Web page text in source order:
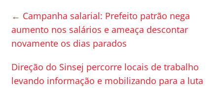
e
b
o
o
k
er p
ar
til
ar
← Campanha salarial: Prefeito patrão nega
aumento nos salários e ameaça descontar
novamente os dias parados
Direção do Sinsej percorre locais de trabalho
levando informação e mobilizando para a luta